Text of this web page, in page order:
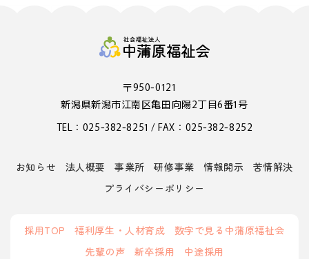
〒950-0121
新潟県新潟市江南区亀田向陽2丁目6番1号
TEL：025-382-8251 / FAX：025-382-8252
お知らせ 法人概要 事業所 研修事業 情報開示
苦情解決
プライバシーポリシー
採用TOP 福利厚生・人材育成
数字で見る中蒲原福祉会
先輩の声
新卒採用 中途採用